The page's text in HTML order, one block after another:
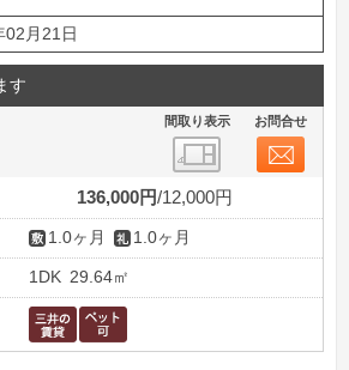
02月21日
す
間取り表示 お問合せ
136,000円 12,000円
1.0ヶ月 1.0ヶ月
1DK 29.64㎡